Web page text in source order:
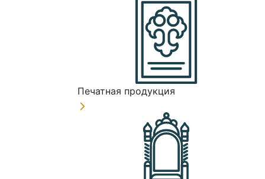
Печатная продукция